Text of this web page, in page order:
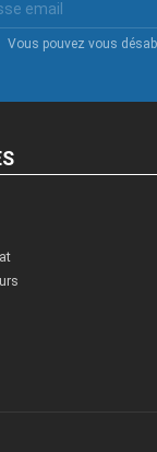
Vous pouvez vous